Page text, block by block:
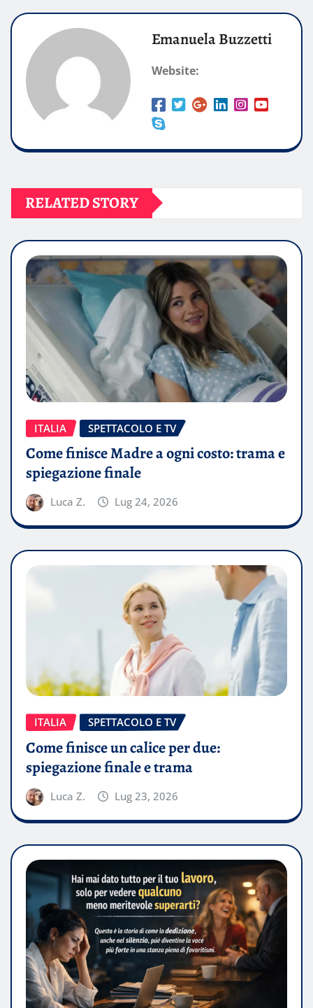
Emanuela Buzzetti
Website:
RELATED STORY
ITALIA SPETTACOLO E TV
Come finisce Madre a ogni costo: trama e
spiegazione finale
Luca Z. Lug 24, 2026
ITALIA SPETTACOLO E TV
Come finisce un calice per due:
spiegazione finale e trama
Luca Z. Lug 23, 2026